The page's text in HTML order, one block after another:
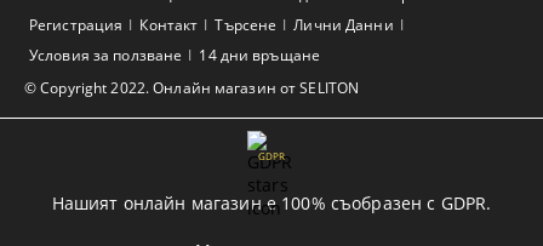
© Copyright 2022. Онлайн магазин от SELITON
Регистрация
Контакт Търсене
Лични Данни
Условия за ползване
14 дни връщане
GDPR
Нашият онлайн магазин е 100% съобразен с GDPR.